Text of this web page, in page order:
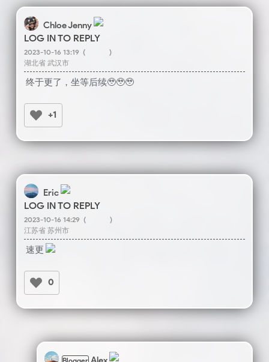
Chloe Jenny
LOG IN TO REPLY
2023-10-16 13:19 (
)
湖北省 武汉市
终于更了，坐等后续🥹🥹🥹
+1
Eric
LOG IN TO REPLY
2023-10-16 14:29 (
)
江苏省 苏州市
速更
0